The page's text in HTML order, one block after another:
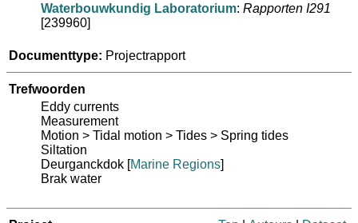
Waterbouwkundig Laboratorium: Rapporten I291
[239960]
Documenttype: Projectrapport
Trefwoorden
Eddy currents
Measurement
Motion > Tidal motion > Tides > Spring tides
Siltation
Deurganckdok [Marine Regions]
Brak water